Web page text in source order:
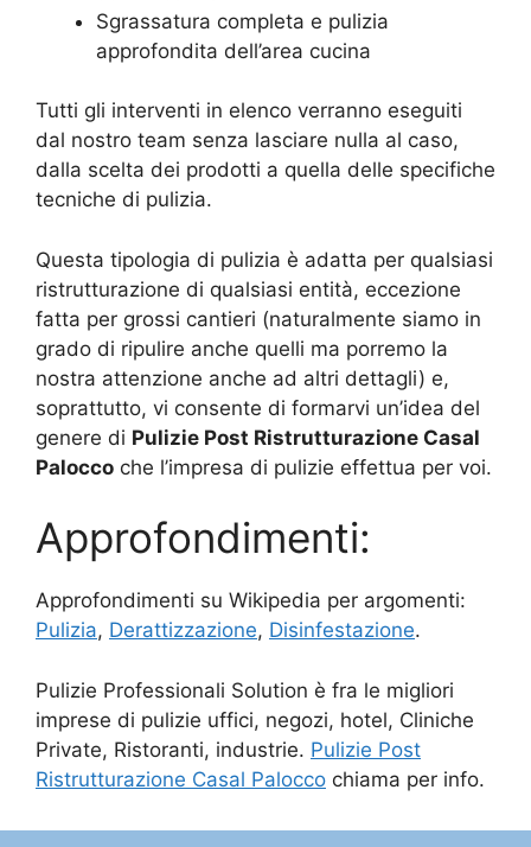
Sgrassatura completa e pulizia
approfondita dell’area cucina
Tutti gli interventi in elenco verranno eseguiti
dal nostro team senza lasciare nulla al caso,
dalla scelta dei prodotti a quella delle specifiche
tecniche di pulizia.
Questa tipologia di pulizia è adatta per qualsiasi
ristrutturazione di qualsiasi entità, eccezione
fatta per grossi cantieri (naturalmente siamo in
grado di ripulire anche quelli ma porremo la
nostra attenzione anche ad altri dettagli) e,
soprattutto, vi consente di formarvi un’idea del
genere di Pulizie Post Ristrutturazione Casal
Palocco che l’impresa di pulizie effettua per voi.
Approfondimenti:
Approfondimenti su Wikipedia per argomenti:
Pulizia, Derattizzazione, Disinfestazione.
Pulizie Professionali Solution è fra le migliori
imprese di pulizie uffici, negozi, hotel, Cliniche
Private, Ristoranti, industrie. Pulizie Post
Ristrutturazione Casal Palocco chiama per info.